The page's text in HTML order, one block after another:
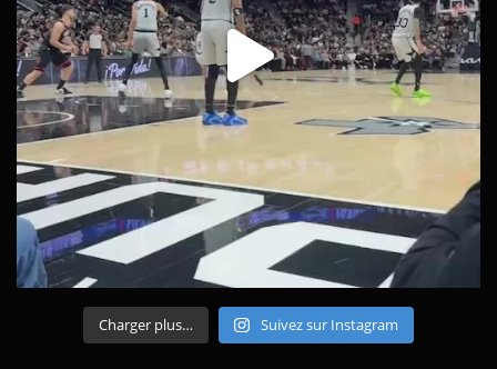
Charger plus… Suivez sur Instagram